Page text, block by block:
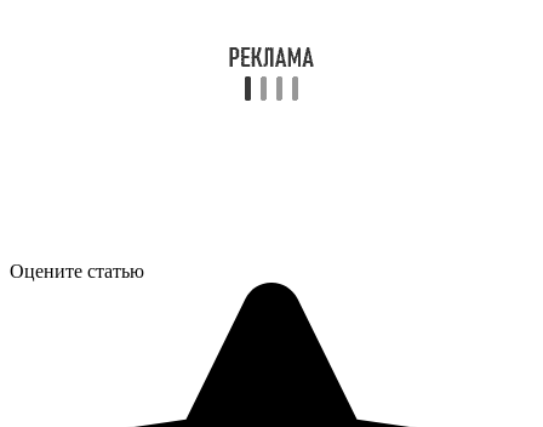
Оцените статью